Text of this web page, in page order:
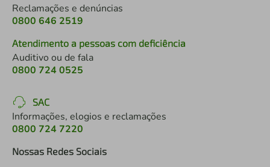
Reclamações e denúncias
0800 646 2519
Atendimento a pessoas com deficiência
Auditivo ou de fala
0800 724 0525
SAC
Informações, elogios e reclamações
0800 724 7220
Nossas Redes Sociais